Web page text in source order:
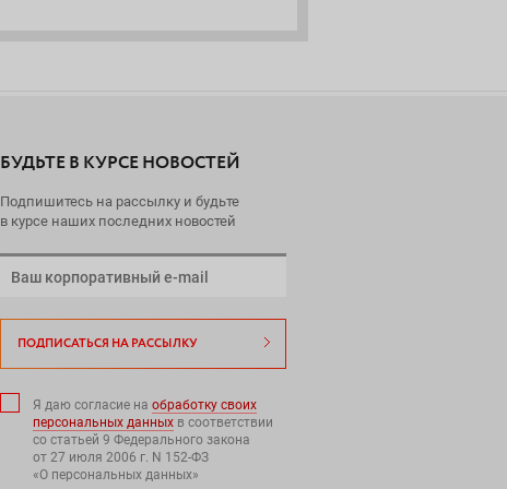
БУДЬТЕ В КУРСЕ НОВОСТЕЙ
Подпишитесь на рассылку и будьте
в курсе наших последних новостей
ПОДПИСАТЬСЯ НА РАССЫЛКУ
Я даю согласие на обработку своих
персональных данных в соответствии
со статьей 9 Федерального закона
от 27 июля 2006 г. N 152-ФЗ
«О персональных данных»